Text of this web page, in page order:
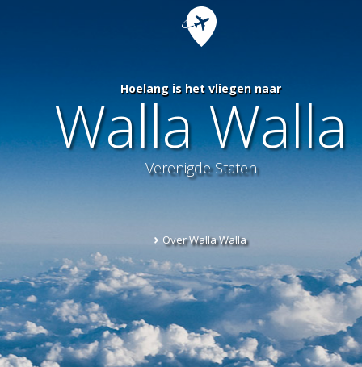
Hoelang is het vliegen naar
Walla Walla
Verenigde Staten
Over Walla Walla